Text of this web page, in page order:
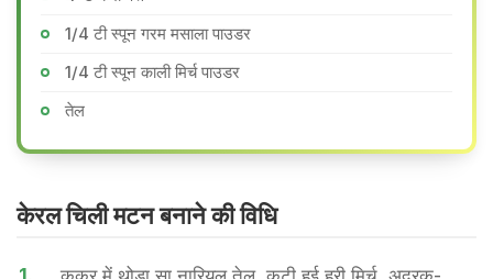
1/4 टी स्पून गरम मसाला पाउडर
1/4 टी स्पून काली मिर्च पाउडर
तेल
केरल चिली मटन बनाने की वि​धि